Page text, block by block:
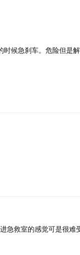
候急刹车。危险但是解
急救室的感觉可是很难